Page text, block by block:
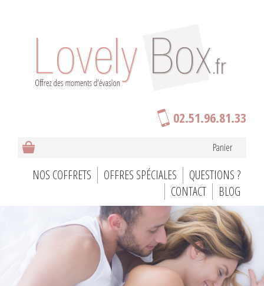
02.51.96.81.33
Panier
NOS COFFRETS OFFRES SPÉCIALES
QUESTIONS ?
CONTACT
BLOG